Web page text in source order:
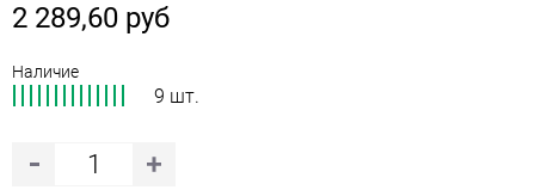
2 289,60 руб
Наличие
9 шт.